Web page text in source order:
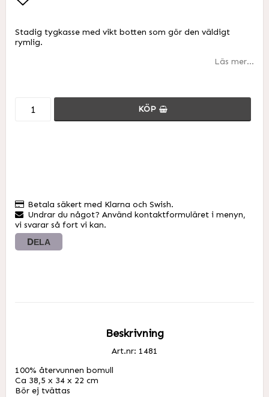
Stadig tygkasse med vikt botten som gör den väldigt
rymlig.
Läs mer...
KÖP
Betala säkert med Klarna och Swish.
Undrar du något? Använd kontaktformuläret i menyn,
vi svarar så fort vi kan.
DELA
Beskrivning
Art.nr: 1481
100% återvunnen bomull
Ca 38,5 x 34 x 22 cm
Bör ej tvättas